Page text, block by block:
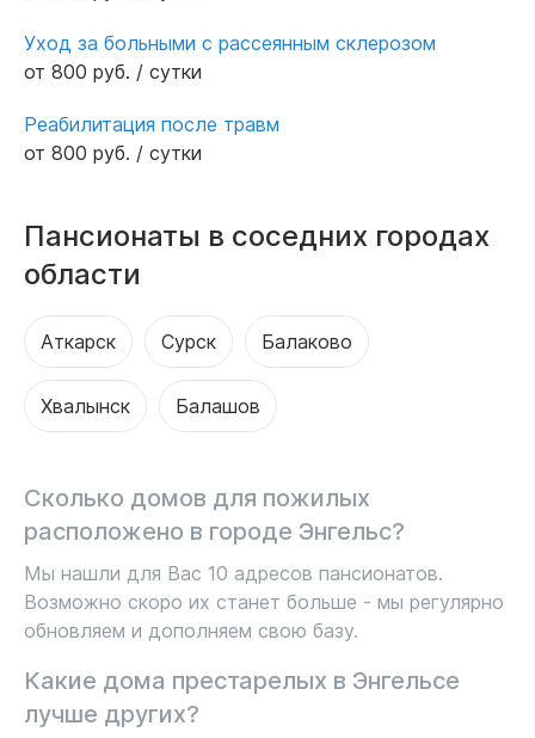
Уход за больными с рассеянным склерозом
от 800 руб. / сутки
Реабилитация после травм
от 800 руб. / сутки
Пансионаты в соседних городах
области
Аткарск Сурск Балаково
Хвалынск Балашов
Сколько домов для пожилых
расположено в городе Энгельс?
Мы нашли для Вас 10 адресов пансионатов.
Возможно скоро их станет больше - мы регулярно
обновляем и дополняем свою базу.
Какие дома престарелых в Энгельсе
лучше других?